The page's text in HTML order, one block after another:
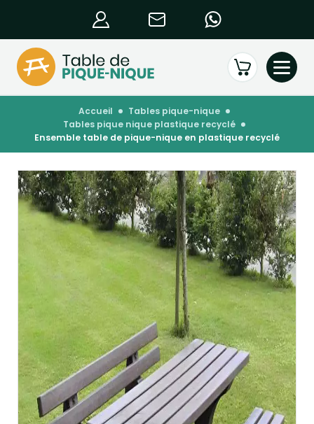
accueil
tables pique-nique
tables pique nique plastique recyclé
ensemble table de pique-nique en plastique recyclé